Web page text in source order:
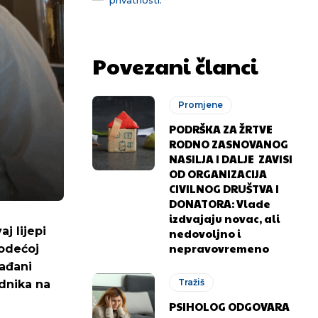
lijepi
na
Povezani članci
Promjene
PODRŠKA ZA ŽRTVE
RODNO ZASNOVANOG
NASILJA I DALJE ZAVISI
OD ORGANIZACIJA
CIVILNOG DRUŠTVA I
DONATORA: Vlade
izdvajaju novac, ali
nedovoljno i
nepravovremeno
Tražiš
PSIHOLOG ODGOVARA